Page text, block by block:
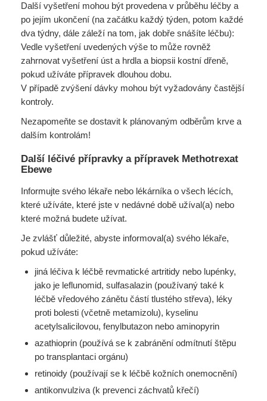
Další vyšetření mohou být provedena v průběhu léčby a
po jejím ukončení (na začátku každý týden, potom každé
dva týdny, dále záleží na tom, jak dobře snášíte léčbu):
Vedle vyšetření uvedených výše to může rovněž
zahrnovat vyšetření úst a hrdla a biopsii kostní dřeně,
pokud užíváte přípravek dlouhou dobu.
V případě zvýšení dávky mohou být vyžadovány častější
kontroly.
Nezapomeňte se dostavit k plánovaným odběrům krve a
dalším kontrolám!
Další léčivé přípravky a přípravek Methotrexat
Ebewe
Informujte svého lékaře nebo lékárníka o všech lécích,
které užíváte, které jste v nedávné době užíval(a) nebo
které možná budete užívat.
Je zvlášť důležité, abyste informoval(a) svého lékaře,
pokud užíváte:
jiná léčiva k léčbě revmatické artritidy nebo lupénky,
jako je leflunomid, sulfasalazin (používaný také k
léčbě vředového zánětu částí tlustého střeva), léky
proti bolesti (včetně metamizolu), kyselinu
acetylsalicilovou, fenylbutazon nebo aminopyrin
azathioprin (používá se k zabránění odmítnutí štěpu
po transplantaci orgánu)
retinoidy (používají se k léčbě kožních onemocnění)
antikonvulziva (k prevenci záchvatů křečí)